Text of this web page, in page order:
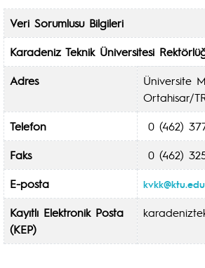
Veri Sorumlusu Bilgileri
Karadeniz Teknik Üniversitesi
Adres
Üniversite
Ortahisar/
Telefon
0 (462)
Faks
0 (462)
E-posta
Kayıtlı Elektronik Posta
(KEP)